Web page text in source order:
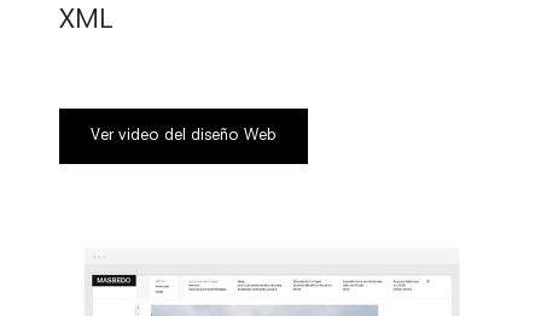
XML
Ver video del diseño Web